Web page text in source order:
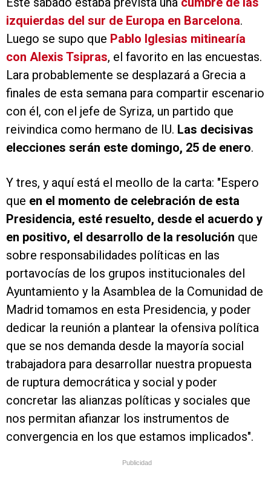
izquierdas del sur de Europa en Barcelona.
Luego se supo que Pablo Iglesias mitinearía
con Alexis Tsipras, el favorito en las encuestas.
Lara probablemente se desplazará a Grecia a
finales de esta semana para compartir escenario
con él, con el jefe de Syriza, un partido que
reivindica como hermano de IU. Las decisivas
elecciones serán este domingo, 25 de enero.
Y tres, y aquí está el meollo de la carta: "Espero
que en el momento de celebración de esta
Presidencia, esté resuelto, desde el acuerdo y
en positivo, el desarrollo de la resolución que
sobre responsabilidades políticas en las
portavocías de los grupos institucionales del
Ayuntamiento y la Asamblea de la Comunidad de
Madrid tomamos en esta Presidencia, y poder
dedicar la reunión a plantear la ofensiva política
que se nos demanda desde la mayoría social
trabajadora para desarrollar nuestra propuesta
de ruptura democrática y social y poder
concretar las alianzas políticas y sociales que
nos permitan afianzar los instrumentos de
convergencia en los que estamos implicados".
Publicidad